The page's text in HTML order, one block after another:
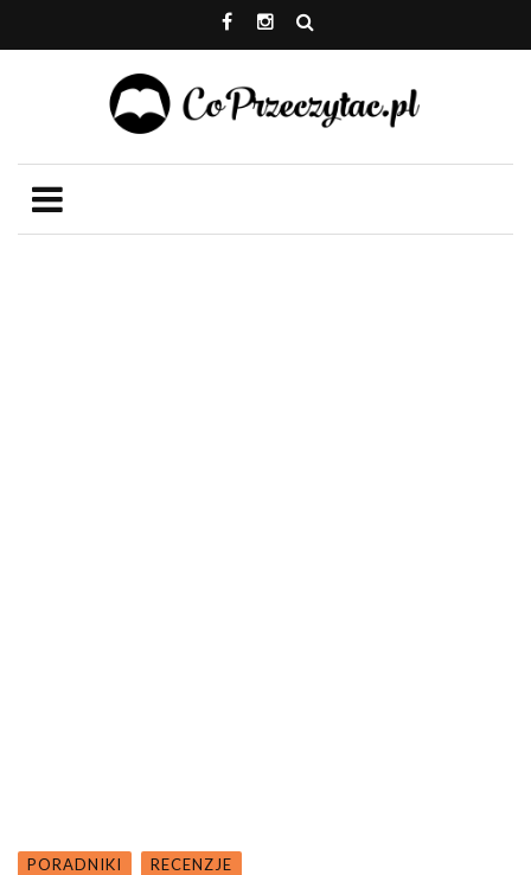
PORADNIKI RECENZJE